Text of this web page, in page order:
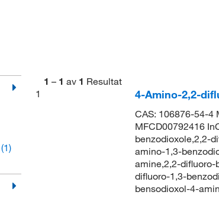
(1)
1 – 1 av 1 Resultat
1
4-Amino-2,2-
CAS: 106876-54-4
MFCD00792416
benzodioxole,2,2-
amino-1,3-
amine,2,2-
difluoro-1,3-
bensodioxol-4-